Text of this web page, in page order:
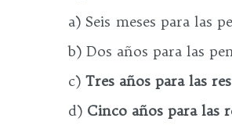
a) Seis meses para las
b) Dos años para las
c) Tres años para las
d) Cinco años para las